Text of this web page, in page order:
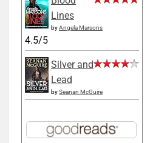
Lines
byAngela Marsons
4.5/5
Silver and
Lead
bySeanan McGuire